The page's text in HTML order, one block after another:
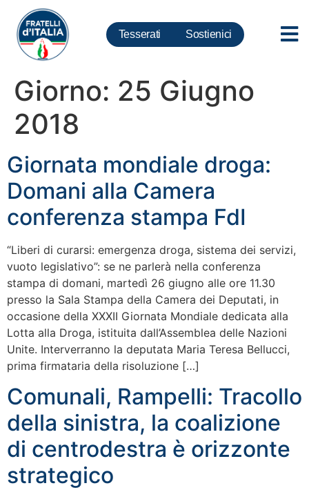
Tesserati Sostienici
Giorno: 25 Giugno
2018
Giornata mondiale droga:
Domani alla Camera
conferenza stampa FdI
“Liberi di curarsi: emergenza droga, sistema dei servizi,
vuoto legislativo”: se ne parlerà nella conferenza
stampa di domani, martedì 26 giugno alle ore 11.30
presso la Sala Stampa della Camera dei Deputati, in
occasione della XXXII Giornata Mondiale dedicata alla
Lotta alla Droga, istituita dall’Assemblea delle Nazioni
Unite. Interverranno la deputata Maria Teresa Bellucci,
prima firmataria della risoluzione […]
Comunali, Rampelli: Tracollo
della sinistra, la coalizione
di centrodestra è orizzonte
strategico